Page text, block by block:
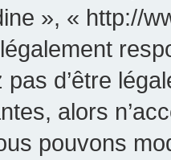
», « http://
pas d’être
alors
pouvons